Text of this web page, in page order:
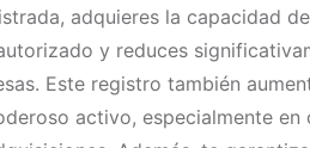
adquieres la capacidad
y reduces
Este registro también
activo, especialmente en